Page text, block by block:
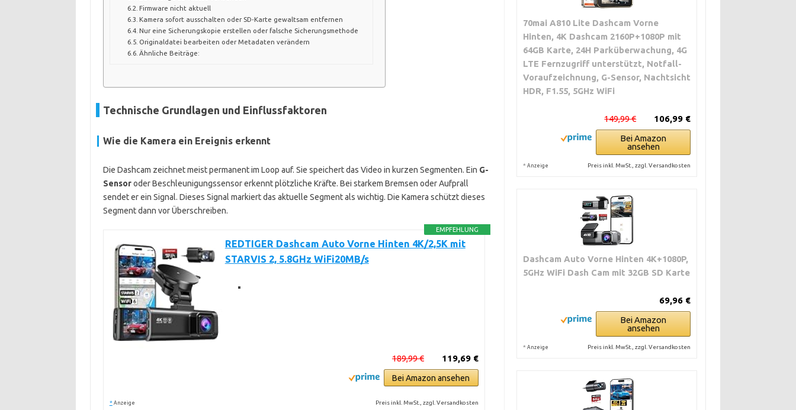
Firmware nicht aktuell
Kamera sofort ausschalten oder SD‑Karte gewaltsam entfernen
Nur eine Sicherungskopie erstellen oder falsche Sicherungsmethode
Originaldatei bearbeiten oder Metadaten verändern
Ähnliche Beiträge:
Technische Grundlagen und Einflussfaktoren
Wie die Kamera ein Ereignis erkennt
Die Dashcam zeichnet meist permanent im Loop auf. Sie speichert das Video in kurzen Segmenten. Ein G-
Sensoroder Beschleunigungssensor erkennt plötzliche Kräfte. Bei starkem Bremsen oder Aufprall
sendet er ein Signal. Dieses Signal markiert das aktuelle Segment als wichtig. Die Kamera schützt dieses
Segment dann vor Überschreiben.
EMPFEHLUNG
REDTIGER Dashcam Auto Vorne Hinten 4K/2,5K mit
STARVIS 2, 5.8GHz WiFi20MB/s
119,69 €
189,99 €
Bei Amazon ansehen
* Anzeige Preis inkl. MwSt., zzgl. Versandkosten
70mai A810 Lite Dashcam Vorne
Hinten, 4K Dashcam 2160P+1080P mit
64GB Karte, 24H Parküberwachung, 4G
LTE Fernzugriff unterstützt, Notfall-
Voraufzeichnung, G-Sensor, Nachtsicht
HDR, F1.55, 5GHz WiFi
106,99 €
149,99 €
Bei Amazon
ansehen
* Anzeige Preis inkl. MwSt., zzgl. Versandkosten
Dashcam Auto Vorne Hinten 4K+1080P,
5GHz WiFi Dash Cam mit 32GB SD Karte
69,96 €
Bei Amazon
ansehen
* Anzeige Preis inkl. MwSt., zzgl. Versandkosten